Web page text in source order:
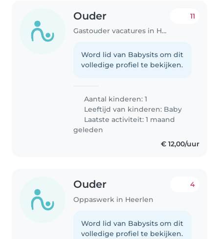
Ouder
Gastouder vacatures in Heerlen
11
Word lid van Babysits om dit
volledige profiel te bekijken.
Aantal kinderen: 1
Leeftijd van kinderen: Baby
Laatste activiteit: 1 maand
geleden
€ 12,00/uur
Ouder
Oppaswerk in Heerlen
4
Word lid van Babysits om dit
volledige profiel te bekijken.